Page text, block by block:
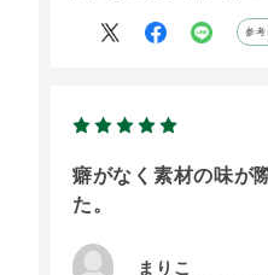
参考
癖がなく素材の味が
た。
まりこ